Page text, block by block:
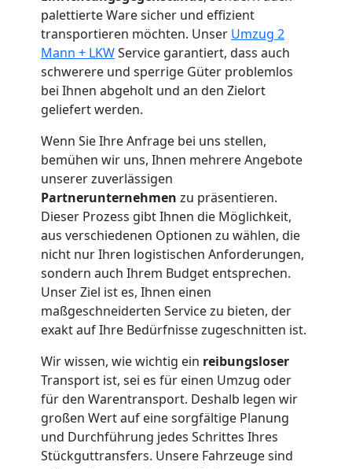
palettierte Ware sicher und effizient
transportieren möchten. Unser Umzug 2
Mann + LKWService garantiert, dass auch
schwerere und sperrige Güter problemlos
bei Ihnen abgeholt und an den Zielort
geliefert werden.
Wenn Sie Ihre Anfrage bei uns stellen,
bemühen wir uns, Ihnen mehrere Angebote
unserer zuverlässigen
Partnerunternehmen zu präsentieren.
Dieser Prozess gibt Ihnen die Möglichkeit,
aus verschiedenen Optionen zu wählen, die
nicht nur Ihren logistischen Anforderungen,
sondern auch Ihrem Budget entsprechen.
Unser Ziel ist es, Ihnen einen
maßgeschneiderten Service zu bieten, der
exakt auf Ihre Bedürfnisse zugeschnitten ist.
Wir wissen, wie wichtig ein reibungsloser
Transport ist, sei es für einen Umzug oder
für den Warentransport. Deshalb legen wir
großen Wert auf eine sorgfältige Planung
und Durchführung jedes Schrittes Ihres
Stückguttransfers. Unsere Fahrzeuge sind
Küchenumzug
Wolfsberg
Umzug
und
Lagerung
Wolfsberg
Full-
Service-
Umzug
Wolfsberg